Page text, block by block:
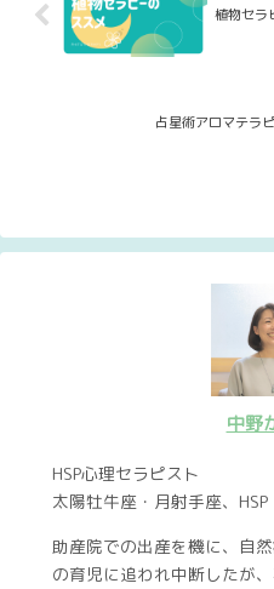
植物セラ
占星術アロマテラ
中野
HSP心理セラピスト
太陽牡牛座・月射手座、HSP
助産院での出産を機に、自
の育児に追われ中断したが